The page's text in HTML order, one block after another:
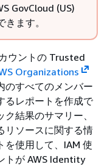
GovCloud (US)
ます。
ウントの Trusted
Organizations
のすべてのメンバー
るレポートを作成で
結果のサマリー、
リソースに関する情
を使用して、IAM 使
トが AWS Identity